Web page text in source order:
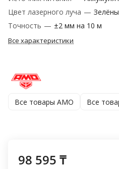
Цвет лазерного луча —
Точность — ±2 мм на 10 м
Все характеристики
Все товары AMO Все
98 595 ₸